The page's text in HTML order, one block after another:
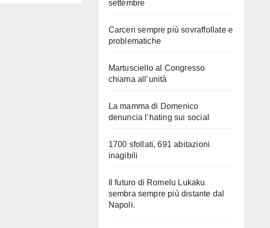
settembre
Carceri sempre più sovraffollate e
problematiche
Martusciello al Congresso
chiama all’unità
La mamma di Domenico
denuncia l’hating sui social
1700 sfollati, 691 abitazioni
inagibili
Il futuro di Romelu Lukaku
sembra sempre più distante dal
Napoli.